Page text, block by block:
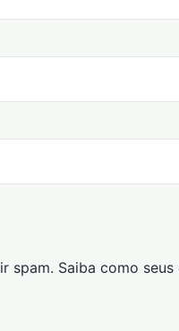
spam. Saiba como